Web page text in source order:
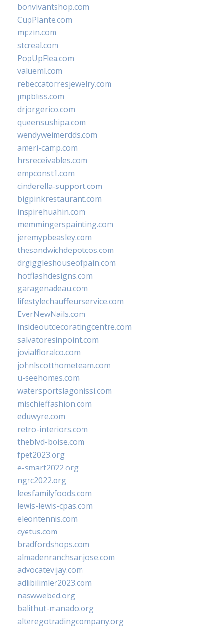
bonvivantshop.com
CupPlante.com
mpzin.com
stcreal.com
PopUpFlea.com
valueml.com
rebeccatorresjewelry.com
jmpbliss.com
drjorgerico.com
queensushipa.com
wendyweimerdds.com
ameri-camp.com
hrsreceivables.com
empconst1.com
cinderella-support.com
bigpinkrestaurant.com
inspirehuahin.com
memmingerspainting.com
jeremypbeasley.com
thesandwichdepotcos.com
drgiggleshouseofpain.com
hotflashdesigns.com
garagenadeau.com
lifestylechauffeurservice.com
EverNewNails.com
insideoutdecoratingcentre.com
salvatoresinpoint.com
jovialfloralco.com
johnlscotthometeam.com
u-seehomes.com
watersportslagonissi.com
mischieffashion.com
eduwyre.com
retro-interiors.com
theblvd-boise.com
fpet2023.org
e-smart2022.org
ngrc2022.org
leesfamilyfoods.com
lewis-lewis-cpas.com
eleontennis.com
cyetus.com
bradfordshops.com
almadenranchsanjose.com
advocatevijay.com
adlibilimler2023.com
naswwebed.org
balithut-manado.org
alteregotradingcompany.org